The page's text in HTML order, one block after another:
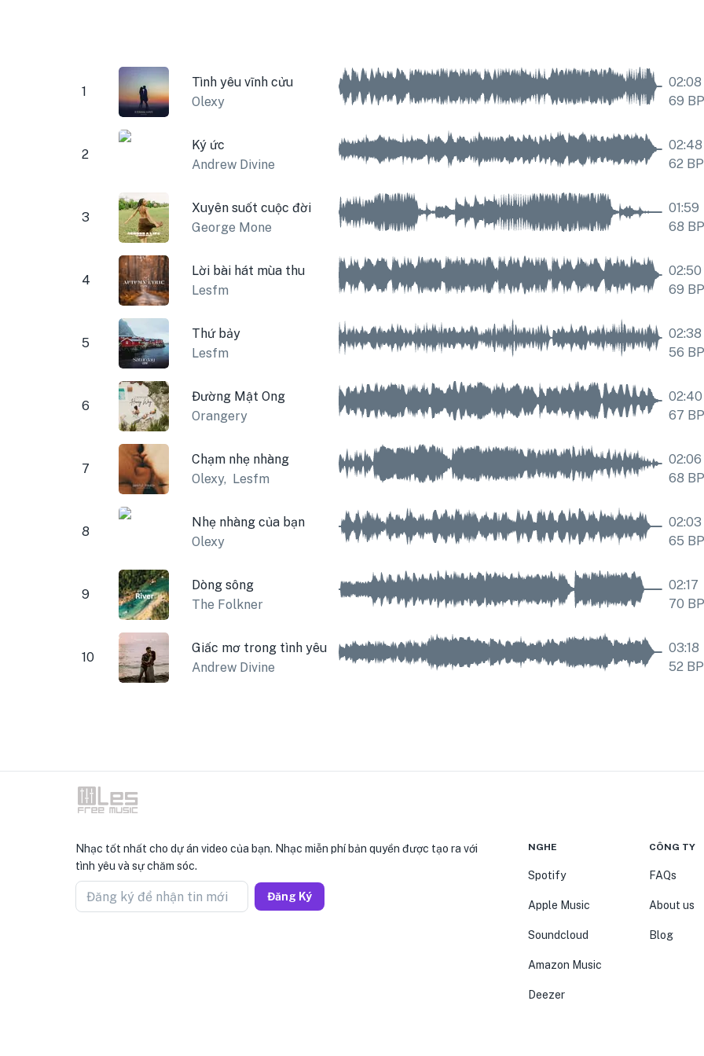
1
Tình yêu vĩnh cửu
Olexy
02:08
69
2
Ký ức
Andrew Divine
02:48
62
3
Xuyên suốt cuộc đời
George Mone
01:59
68
4
Lời bài hát mùa thu
Lesfm
02:50
69
5
Thứ bảy
Lesfm
02:38
56
6
Đường Mật Ong
Orangery
02:40
67
7
Chạm nhẹ nhàng
Olexy, Lesfm
02:06
68
8
Nhẹ nhàng của bạn
Olexy
02:03
65
9
Dòng sông
The Folkner
02:17
70
10
Giấc mơ trong tình yêu
Andrew Divine
03:18
52
Nhạc tốt nhất cho dự án video của bạn. Nhạc miễn phí bản quyền được tạo ra với
tình yêu và sự chăm sóc.
Đăng ký để nhận tin mới Đăng Ký
NGHE
Spotify
Apple Music
Soundcloud
Amazon Music
Deezer
CÔNG TY
FAQs
About us
Blog